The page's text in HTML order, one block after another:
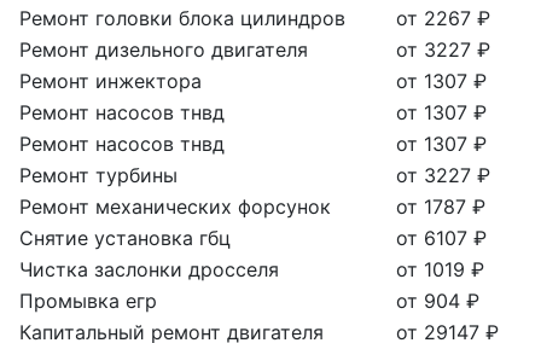
Ремонт головки блока цилиндров
от 2267 ₽
Ремонт дизельного двигателя
от 3227 ₽
Ремонт инжектора
от 1307 ₽
Ремонт насосов тнвд
от 1307 ₽
Ремонт насосов тнвд
от 1307 ₽
Ремонт турбины
от 3227 ₽
Ремонт механических форсунок
от 1787 ₽
Снятие установка гбц
от 6107 ₽
Чистка заслонки дросселя
от 1019 ₽
Промывка егр
от 904 ₽
Капитальный ремонт двигателя
от 29147 ₽